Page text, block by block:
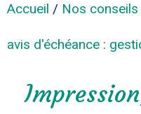
Accueil / Nos conseils
avis d'échéance :